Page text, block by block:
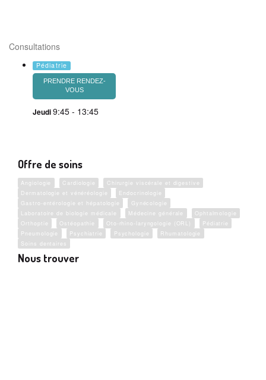
Consultations
Pédiatrie
PRENDRE RENDEZ-
VOUS
Jeudi9:45 - 13:45
Offre de soins
Angiologie Cardiologie
Chirurgie viscérale et digestive
Dermatologie et vénéréologie
Endocrinologie
Gastro-entérologie et hépatologie
Gynécologie
Laboratoire de biologie médicale
Médecine générale
Ophtalmologie
Orthoptie
Ostéopathie Oto-rhino-laryngologie (ORL)
Pédiatrie
Pneumologie
Psychiatrie Psychologie
Rhumatologie
Soins dentaires
Nous trouver